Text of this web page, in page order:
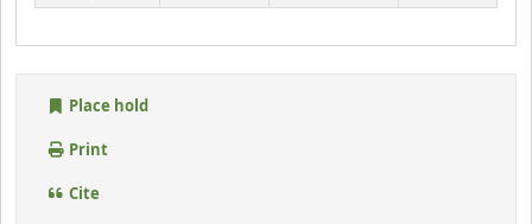
Place hold
Print
Cite